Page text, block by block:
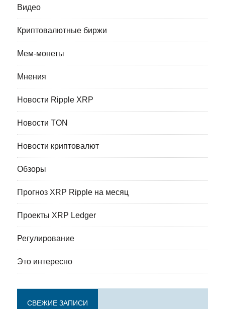
Видео
Криптовалютные биржи
Мем-монеты
Мнения
Новости Ripple XRP
Новости TON
Новости криптовалют
Обзоры
Прогноз XRP Ripple на месяц
Проекты XRP Ledger
Регулирование
Это интересно
СВЕЖИЕ ЗАПИСИ